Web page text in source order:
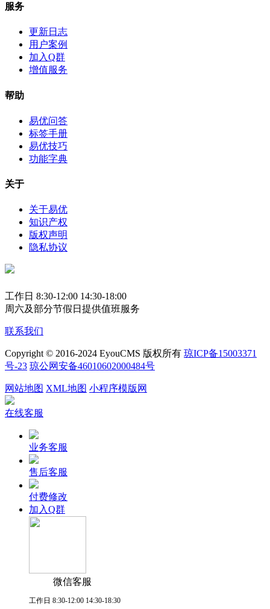
服务
更新日志
用户案例
加入Q群
增值服务
帮助
易优问答
标签手册
易优技巧
功能字典
关于
关于易优
知识产权
版权声明
隐私协议
工作日 8:30-12:00 14:30-18:00
周六及部分节假日提供值班服务
联系我们
Copyright © 2016-2024 EyouCMS 版权所有 琼ICP备15003371
号-23 琼公网安备46010602000484号
网站地图 XML地图 小程序模版网
在线客服
业务客服
售后客服
付费修改
加入Q群
微信客服
工作日 8:30-12:00 14:30-18:30